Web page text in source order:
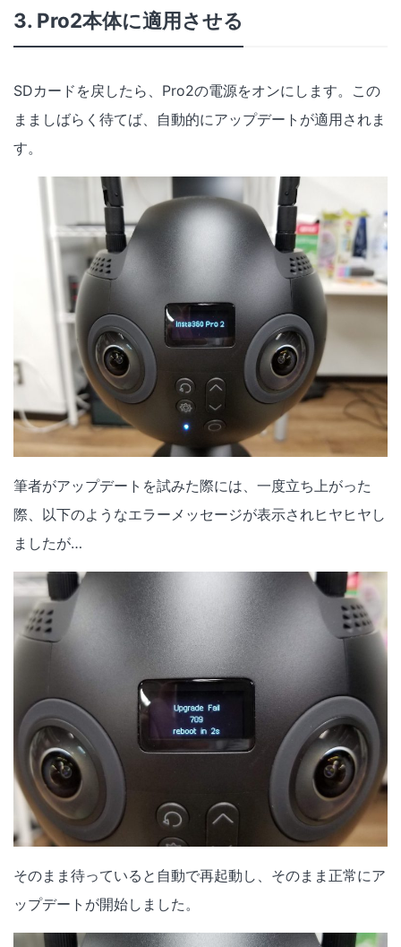
3. Pro2本体に適用させる
SDカードを戻したら、Pro2の電源をオンにします。この
まましばらく待てば、自動的にアップデートが適用されま
す。
筆者がアップデートを試みた際には、一度立ち上がった
際、以下のようなエラーメッセージが表示されヒヤヒヤし
ましたが…
そのまま待っていると自動で再起動し、そのまま正常にア
ップデートが開始しました。